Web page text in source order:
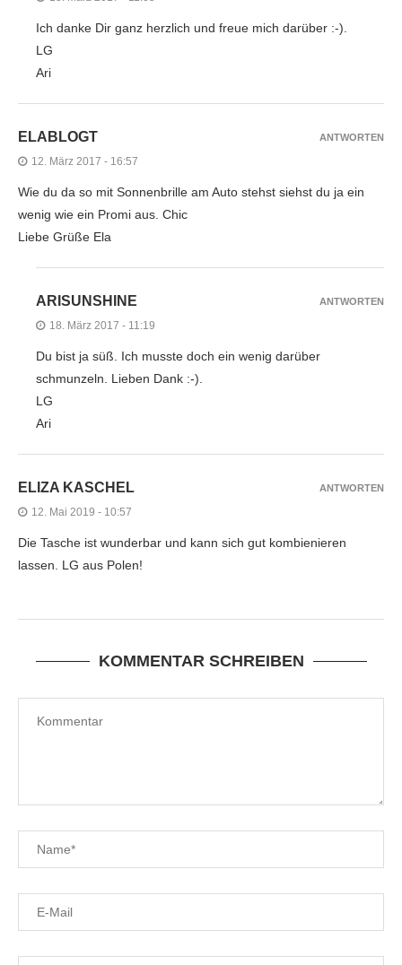
Ich danke Dir ganz herzlich und freue mich darüber :-).
LG
Ari
ELABLOGT
12. März 2017 - 16:57
Wie du da so mit Sonnenbrille am Auto stehst siehst du ja ein
wenig wie ein Promi aus. Chic
Liebe Grüße Ela
ANTWORTEN
ARISUNSHINE
18. März 2017 - 11:19
Du bist ja süß. Ich musste doch ein wenig darüber
schmunzeln. Lieben Dank :-).
LG
Ari
ANTWORTEN
ELIZA KASCHEL
12. Mai 2019 - 10:57
Die Tasche ist wunderbar und kann sich gut kombienieren
lassen. LG aus Polen!
ANTWORTEN
KOMMENTAR SCHREIBEN